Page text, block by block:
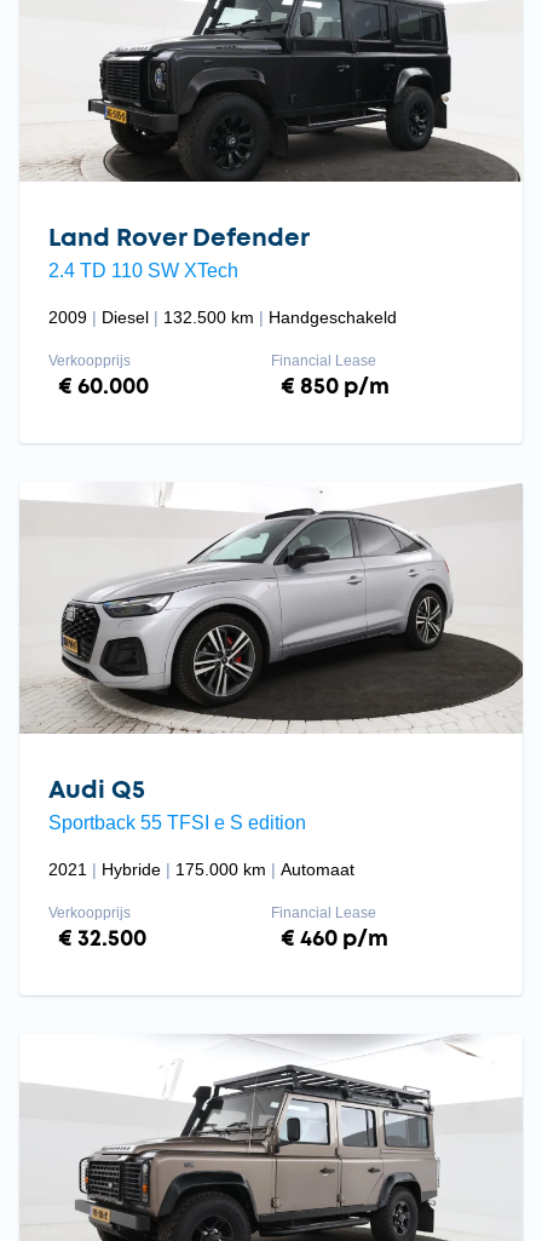
Land Rover Defender
2.4 TD 110 SW XTech
2009 Diesel 132.500 km Handgeschakeld
Verkoopprijs
€ 60.000
Financial Lease
€ 850 p/m
Audi Q5
Sportback 55 TFSI e S edition
2021 Hybride 175.000 km Automaat
Verkoopprijs
€ 32.500
Financial Lease
€ 460 p/m